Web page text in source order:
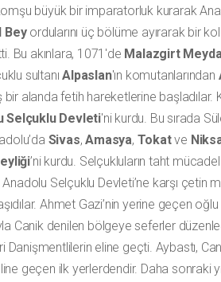
büyük bir imparatorluk kurarak
Beyordularını üç bölüme ayırarak bir
Bu akınlara, 1071'de Malazgirt
sultanıAlpaslan'ın komutanlarından
alanda fetih hareketlerine
Selçuklu Devleti'ni kurdu. Bu sırada
Sivas,Amasya, Tokatve
’ni kurdu. Selçukluların taht
Anadolu Selçuklu Devleti’ne karşı
Ahmet Gazi’nin yerine geçen
Canik denilen bölgeye seferler
Danişmentlilerin eline geçti. Aybastı,
geçen ilk yerlerdendir. Daha sonraki